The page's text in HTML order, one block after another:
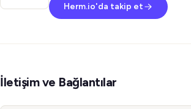
Herm.io'da takip et
İletişim ve Bağlantılar